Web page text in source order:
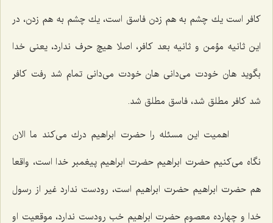
كافر است یك چشم به هم زدن فاسق است، یك چشم به هم زدن، در
این ثانیه مؤمن و ثانیه بعد كافر، اصلا هیچ حرف ندارد، یعنی خدا
بگوید هان خودت می‌دانی هان خودت می‌دانی تمام شد رفت كافر
شد كافر مطلق شد، فاسق مطلق شد.
اهمیت این مسئله را حضرت ابراهیم درك می‌كند ما الان
نگاه می‌كنیم حضرت ابراهیم حضرت ابراهیم پیغمبر خدا است، واقعا
هم حضرت ابراهیم حضرت ابراهیم است، رودست ندارد غیر از رسول
خدا و چهارده معصوم حضرت ابراهیم خب رودست ندارد، موقعیت او